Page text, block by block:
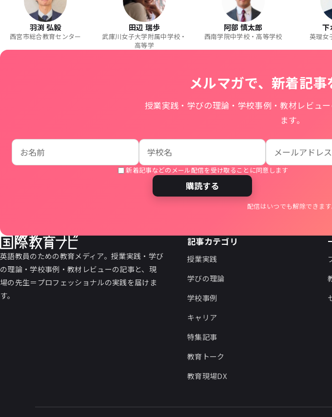
羽渕 弘毅
西宮市総合教育センター
田辺 瑞歩
武庫川女子大学附属中学校・
高等学
阿部 慎太郎
西南学院中学校・高等学校
下
英理女
メルマガで、新着記事
授業実践・学びの理論・学校事例・教材レビュ
ます。
お名前
学校名
メールアドレス
新着記事などのメール配信を受け取ることに同意します
購読する
配信はいつでも解除できます
英語教員のための教育メディア。授業実践・学び
の理論・学校事例・教材レビューの記事と、現
場の先生＝プロフェッショナルの実践を届けま
す。
記事カテゴリ
授業実践
学びの理論
学校事例
キャリア
特集記事
教育トーク
教育現場DX